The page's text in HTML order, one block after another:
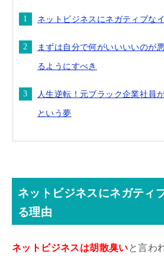
ネットビジネスにネガティブな
まずは自分で何がいいいいのが
るようにすべき
人生逆転！元ブラック企業社員
という夢
ネットビジネスにネガティ
る理由
ネットビジネスは胡散臭いと言わ